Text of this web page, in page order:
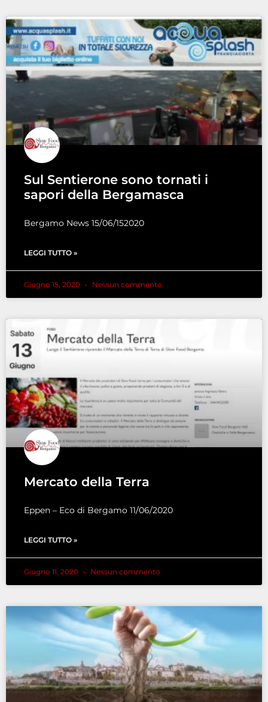
Sul Sentierone sono tornati i
sapori della Bergamasca
Bergamo News 15/06/152020
LEGGI TUTTO »
Giugno 15, 2020 Nessun commento
Mercato della Terra
Eppen – Eco di Bergamo 11/06/2020
LEGGI TUTTO »
Giugno 11, 2020 Nessun commento